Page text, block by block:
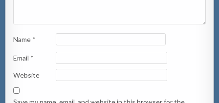
Name *
Email *
Website